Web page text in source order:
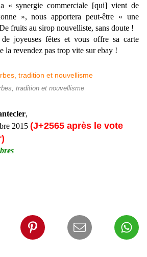
« synergie commerciale [qui] vient de
», nous apportera peut-être « une
fruits au sirop nouvelliste, sans doute !
joyeuses fêtes et vous offre sa carte
la revendez pas trop vite sur ebay !
tradition et nouvellisme
,
2015 (J+2565 après le vote